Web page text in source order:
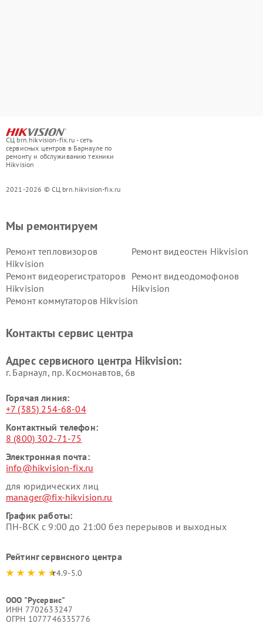
СЦ brn.hikvision-fix.ru - сеть
сервисных центров в Барнауле по
ремонту и обслуживанию техники
Hikvision
2021-2026 © СЦ brn.hikvision-fix.ru
Мы ремонтируем
Ремонт тепловизоров
Hikvision
Ремонт видеостен Hikvision
Ремонт видеорегистраторов
Hikvision
Ремонт видеодомофонов
Hikvision
Ремонт коммутаторов Hikvision
Контакты сервис центра
Адрес сервисного центра Hikvision:
г. Барнаул, ​пр. Космонавтов, 6в
Горячая линия:
+7 (385) 254-68-04
Контактный телефон:
8 (800) 302-71-75
Электронная почта:
info@hikvision-fix.ru
для юридических лиц
manager@fix-hikvision.ru
График работы:
ПН-ВСК с 9:00 до 21:00 без перерывов и выходных
Рейтинг сервисного центра
4.9-5.0
ООО "Русервис"
ИНН 7702633247
ОГРН 1077746335776